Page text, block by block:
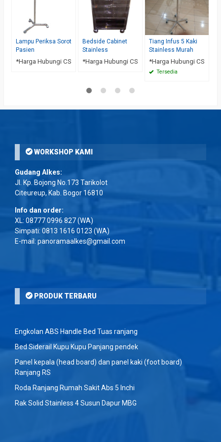
Lampu Periksa Sorot
Pasien
*Harga Hubungi CS
Bedside Cabinet
Stainless
*Harga Hubungi CS
Tiang Infus 5 Kaki
Stainless Murah
*Harga Hubungi CS
Tersedia
WORKSHOP KAMI
Gudang Alkes:
Jl. Kp. Bojong No.173 Tarikolot
Citeureup, Kab. Bogor 16810
Info dan order:
XL: 08777 0996 827(WA)
Simpati: 0813 1616 0123 (WA)
E-mail: panoramaalkes@gmail.com
PRODUK TERBARU
Engkolan ABS Handle Bed Tuas ranjang
Bed Siderail Kupu Kupu Panjang pendek
Panel kepala (head board) dan panel kaki (foot board)
Ranjang RS
Roda Ranjang Rumah Sakit Abs 5 Inchi
Rak Solid Stainless 4 Susun Dapur MBG